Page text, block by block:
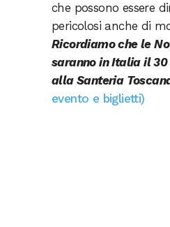
che possono essere
pericolosi anche di
Ricordiamo che le
saranno in Italia il
alla Santeria
evento e biglietti)